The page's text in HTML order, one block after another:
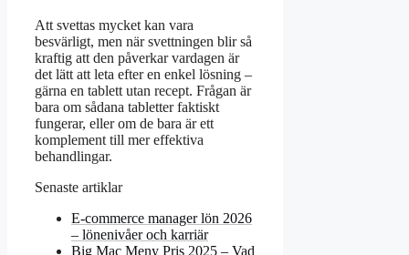
Att svettas mycket kan vara
besvärligt, men när svettningen blir så
kraftig att den påverkar vardagen är
det lätt att leta efter en enkel lösning –
gärna en tablett utan recept. Frågan är
bara om sådana tabletter faktiskt
fungerar, eller om de bara är ett
komplement till mer effektiva
behandlingar.
Senaste artiklar
E-commerce manager lön 2026
– lönenivåer och karriär
Big Mac Meny Pris 2025 – Vad